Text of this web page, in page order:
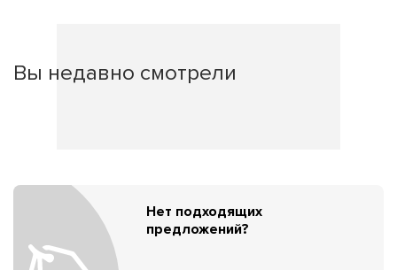
Вы недавно смотрели
Нет подходящих
предложений?